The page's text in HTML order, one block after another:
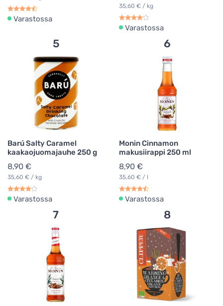
Varastossa
35,60 € / kg
Varastossa
5
Barú Salty Caramel
kaakaojuomajauhe 250 g
8,90 €
35,60 € / kg
Varastossa
6
Monin Cinnamon
makusiirappi 250 ml
8,90 €
35,60 € / l
Varastossa
7 8